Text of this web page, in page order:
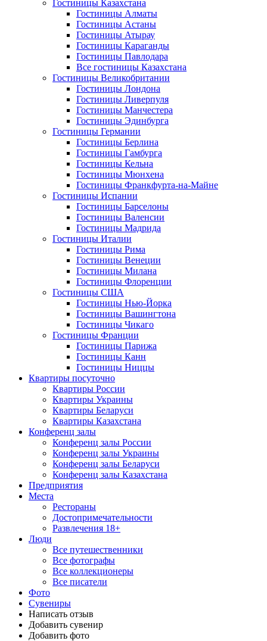
Гостиницы Казахстана
Гостиницы Алматы
Гостиницы Астаны
Гостиницы Атырау
Гостиницы Караганды
Гостиницы Павлодара
Все гостиницы Казахстана
Гостиницы Великобритании
Гостиницы Лондона
Гостиницы Ливерпуля
Гостиницы Манчестера
Гостиницы Эдинбурга
Гостиницы Германии
Гостиницы Берлина
Гостиницы Гамбурга
Гостиницы Кельна
Гостиницы Мюнхена
Гостиницы Франкфурта-на-Майне
Гостиницы Испании
Гостиницы Барселоны
Гостиницы Валенсии
Гостиницы Мадрида
Гостиницы Италии
Гостиницы Рима
Гостиницы Венеции
Гостиницы Милана
Гостиницы Флоренции
Гостиницы США
Гостиницы Нью-Йорка
Гостиницы Вашингтона
Гостиницы Чикаго
Гостиницы Франции
Гостиницы Парижа
Гостиницы Канн
Гостиницы Ниццы
Квартиры посуточно
Квартиры России
Квартиры Украины
Квартиры Беларуси
Квартиры Казахстана
Конференц залы
Конференц залы России
Конференц залы Украины
Конференц залы Беларуси
Конференц залы Казахстана
Предприятия
Места
Рестораны
Достопримечательности
Развлечения 18+
Люди
Все путешественники
Все фотографы
Все коллекционеры
Все писатели
Фото
Сувениры
Написать отзыв
Добавить сувенир
Добавить фото